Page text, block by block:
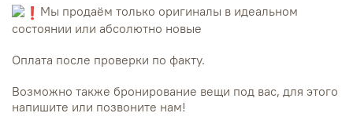
Мы продаём только оригиналы в идеальном
состоянии или абсолютно новые
Оплата после проверки по факту.
Возможно также бронирование вещи под вас, для этого
напишите или позвоните нам!